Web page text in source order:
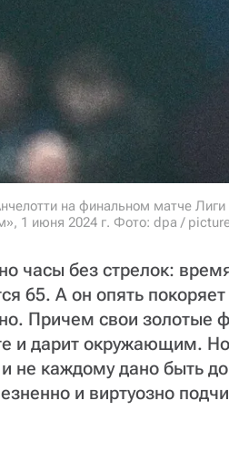
на финальном матче
1 июня 2024 г. Фото: dpa /
часы без стрелок:
65. А он опять покоряет
Причем свои золотые
и дарит окружающим.
не каждому дано быть
и виртуозно